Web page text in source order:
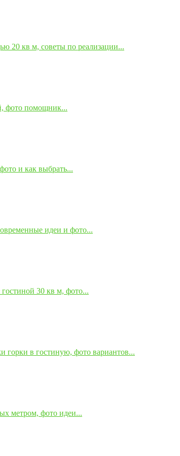
20 кв м, советы по реализации...
фото помощник...
и как выбрать...
идеи и фото...
30 кв м, фото...
горки в гостиную, фото вариантов...
метром, фото идеи...